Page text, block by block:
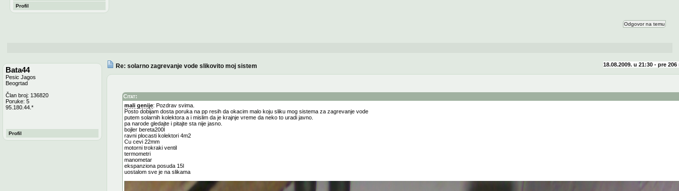
Profil
Odgovor na temu
Bata44
Pesic Jagos
Beogrtad
Član broj: 136820
Poruke: 5
95.180.44.*
Profil
Re: solarno zagrevanje vode slikovito moj sistem 18.08.2009. u 21:30 - pre 206
Citat:
mali genije: Pozdrav svima.
Posto dobijam dosta poruka na pp resih da okacim malo koju sliku mog sistema za zagrevanje vode
putem solarnih kolektora a i mislim da je krajnje vreme da neko to uradi javno.
pa narode gledajte i pitajte sta nije jasno.
bojler bereta200l
ravni plocasti kolektori 4m2
Cu cevi 22mm
motorni trokraki ventil
termometri
manometar
ekspanziona posuda 15l
uostalom sve je na slikama